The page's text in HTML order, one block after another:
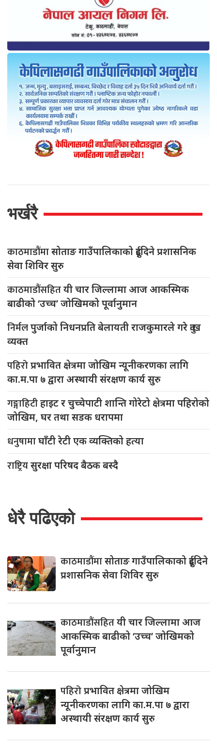
भर्खरै
काठमाडौंमासोताङ गाउँपालिकाको दुईदिने प्रशासनिक
सेवा शिविर सुरु
काठमाडौंसहितयी चार जिल्लामा आज आकस्मिक
बाढीको ‘उच्च’ जोखिमको पूर्वानुमान
निर्मलपुर्जाको निधनप्रति बेलायती राजकुमारले गरे दुःख
व्यक्त
पहिरोप्रभावित क्षेत्रमा जोखिम न्यूनीकरणका लागि
का.म.पा ७ द्वारा अस्थायी संरक्षण कार्य सुरु
गङ्गाहिटीहाइट र चुच्चेपाटी शान्ति गोरेटो क्षेत्रमा पहिरोको
जोखिम, घर तथा सडक धरापमा
धनुषामाघाँटी रेटी एक व्यक्तिको हत्या
राष्ट्रियसुरक्षा परिषद बैठक बस्दै
धेरै पढिएको
काठमाडौंमासोताङ गाउँपालिकाको दुईदिने
प्रशासनिक सेवा शिविर सुरु
काठमाडौंसहितयी चार जिल्लामा आज
आकस्मिक बाढीको ‘उच्च’ जोखिमको
पूर्वानुमान
पहिरोप्रभावित क्षेत्रमा जोखिम
न्यूनीकरणका लागि का.म.पा ७ द्वारा
अस्थायी संरक्षण कार्य सुरु